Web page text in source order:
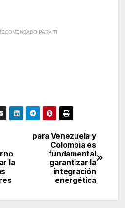
PARA TI
para Venezuela y
Colombia es
fundamental
garantizar la
integración
energética
la